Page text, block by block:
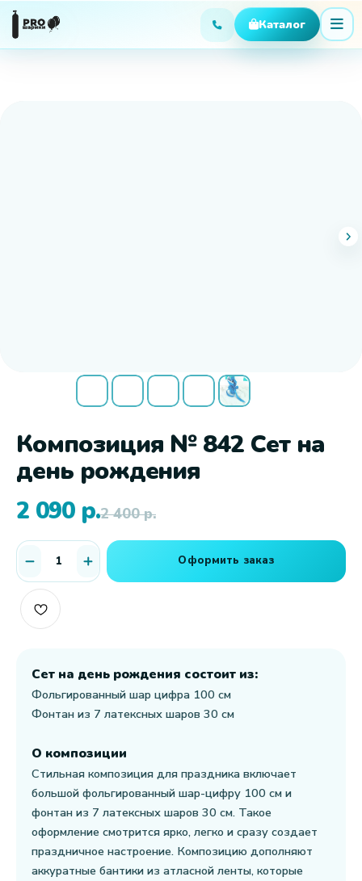
Композиция № 842 Сет на
день рождения
2 090 р.2 400 р.
Оформить заказ
Сет на день рождения состоит из:
Фольгированный шар цифра 100 см
Фонтан из 7 латексных шаров 30 см
О композиции
Стильная композиция для праздника включает
большой фольгированный шар-цифру 100 см и
фонтан из 7 латексных шаров 30 см. Такое
оформление смотрится ярко, легко и сразу создает
праздничное настроение. Композицию дополняют
аккуратные бантики из атласной ленты, которые